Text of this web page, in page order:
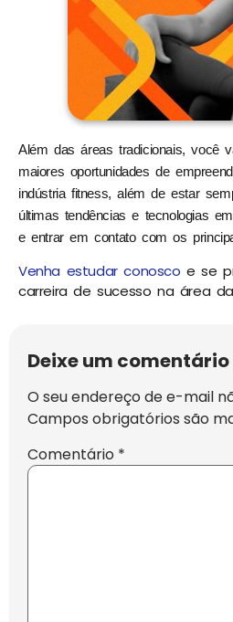
Além das áreas tradicionais, você
maiores oportunidades de
indústria fitness, além de estar
últimas tendências e tecnologias
e entrar em contato com os
Venha estudar conosco e se
carreira de sucesso na área
Deixe um comentário
O seu endereço de e-mail
Campos obrigatórios são
Comentário *